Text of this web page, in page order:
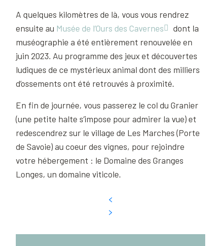
A quelques kilomètres de là, vous vous rendrez
ensuite au Musée de l’Ours des Cavernes
dont la
muséographie a été entièrement renouvelée en
juin 2023. Au programme des jeux et découvertes
ludiques de ce mystérieux animal dont des milliers
d’ossements ont été retrouvés à proximité.
En fin de journée, vous passerez le col du Granier
(une petite halte s’impose pour admirer la vue) et
redescendrez sur le village de Les Marches (Porte
de Savoie) au coeur des vignes, pour rejoindre
votre hébergement : le Domaine des Granges
Longes, un domaine viticole.